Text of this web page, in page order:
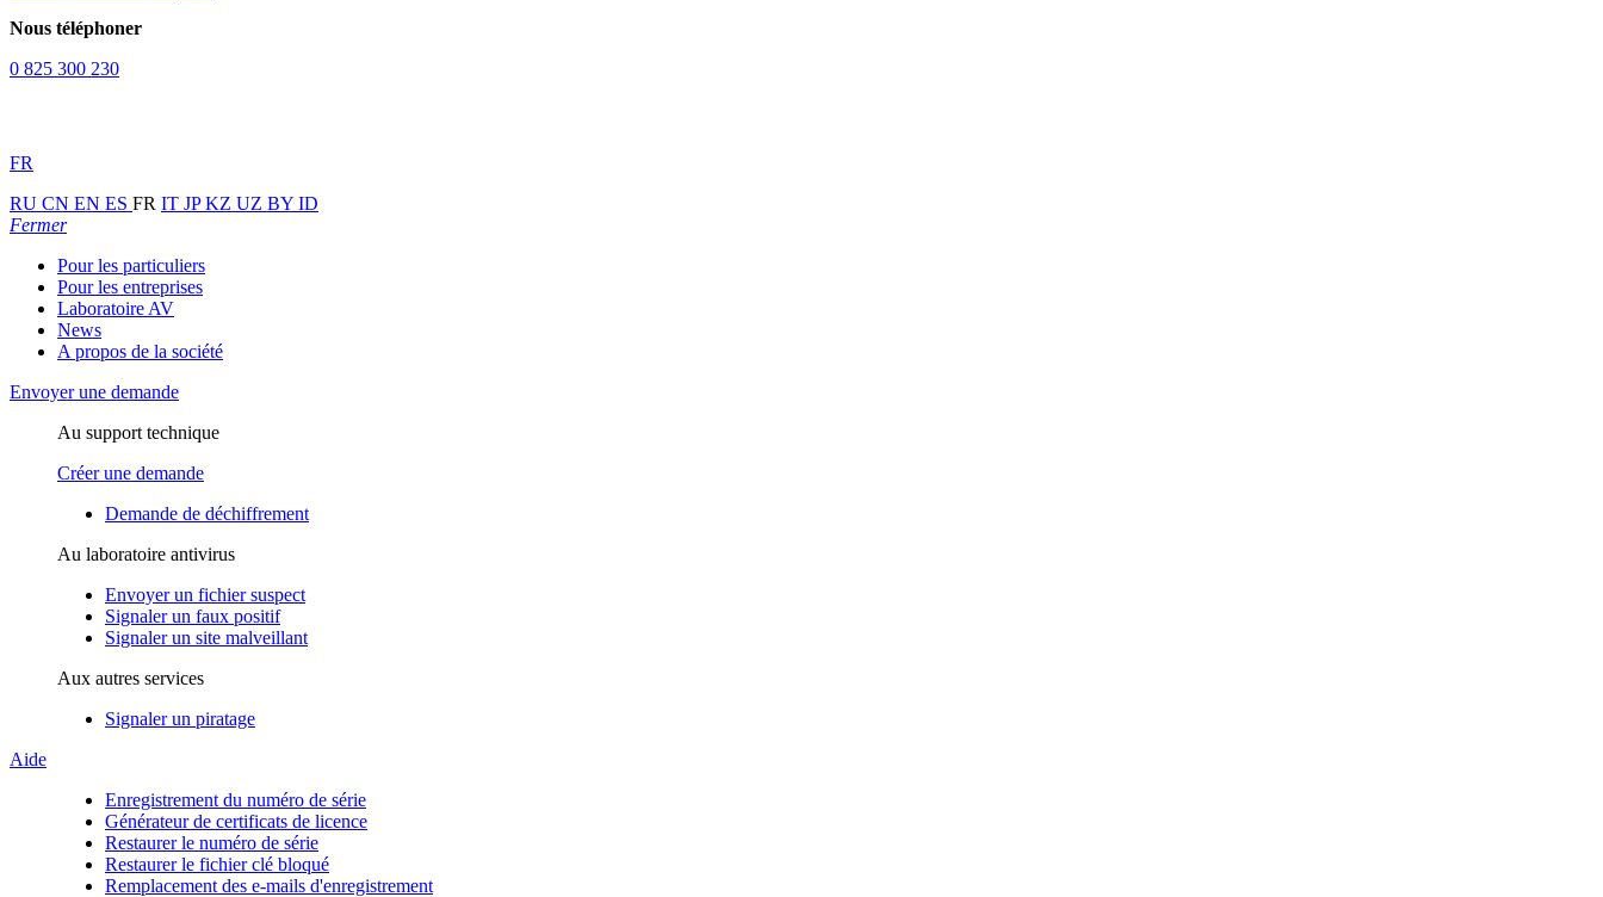
Nous téléphoner
0 825 300 230
FR
RU CN EN ES FR IT JPKZ UZ BY ID
Fermer
Pour les particuliers
Pour les entreprises
Laboratoire AV
News
A propos de la société
Envoyer une demande
Au support technique
Créer une demande
Demande de déchiffrement
Au laboratoire antivirus
Envoyer un fichier suspect
Signaler un faux positif
Signaler un site malveillant
Aux autres services
Signaler un piratage
Aide
Enregistrement du numéro de série
Générateur de certificats de licence
Restaurer le numéro de série
Restaurer le fichier clé bloqué
Remplacement des e-mails d'enregistrement